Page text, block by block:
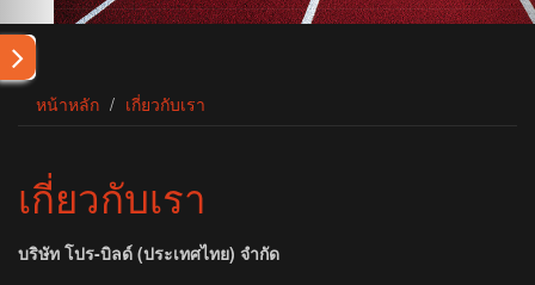
หน้าหลัก เกี่ยวกับเรา
เกี่ยวกับเรา
บริษัท โปร-บิลด์ (ประเทศไทย) จำกัด